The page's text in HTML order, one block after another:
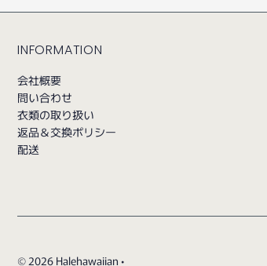
INFORMATION
会社概要
問い合わせ
衣類の取り扱い
返品＆交換ポリシー
配送
© 2026 Halehawaiian •